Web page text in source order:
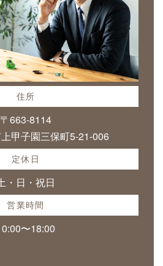
住所
〒663-8114
甲子園三保町5-21-006
定休日
・日・祝日
営業時間
〜18:00